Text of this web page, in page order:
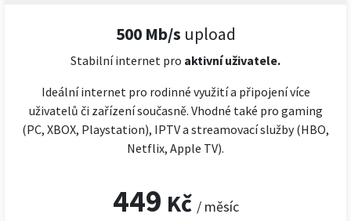
500 Mb/s upload
Stabilní internet pro aktivní uživatele.
Ideální internet pro rodinné využití a připojení více
uživatelů či zařízení současně. Vhodné také pro gaming
(PC, XBOX, Playstation), IPTV a streamovací služby (HBO,
Netflix, Apple TV).
449 Kč / měsíc